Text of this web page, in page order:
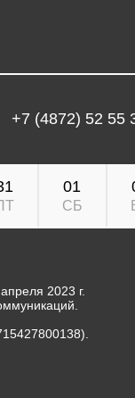
+7 (4872) 52 55
01
СБ
2023 г.